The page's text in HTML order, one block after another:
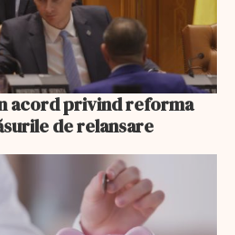
acord privind reforma
de relansare